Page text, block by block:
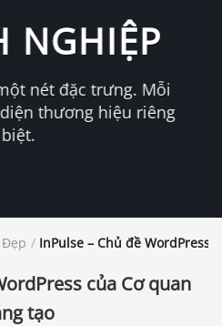
NGHIỆP
nét đặc trưng. Mỗi
thương hiệu riêng
biệt.
Đẹp / InPulse – Chủ đề WordPress
của Cơ quan
tạo